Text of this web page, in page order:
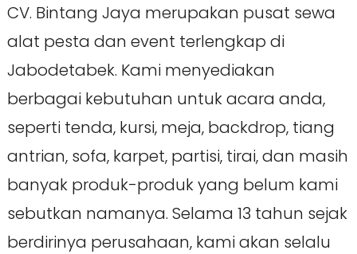
CV. Bintang Jaya merupakan pusat sewa
alat pesta dan event terlengkap di
Jabodetabek. Kami menyediakan
berbagai kebutuhan untuk acara anda,
seperti tenda, kursi, meja, backdrop, tiang
antrian, sofa, karpet, partisi, tirai, dan masih
banyak produk-produk yang belum kami
sebutkan namanya. Selama 13 tahun sejak
berdirinya perusahaan, kami akan selalu